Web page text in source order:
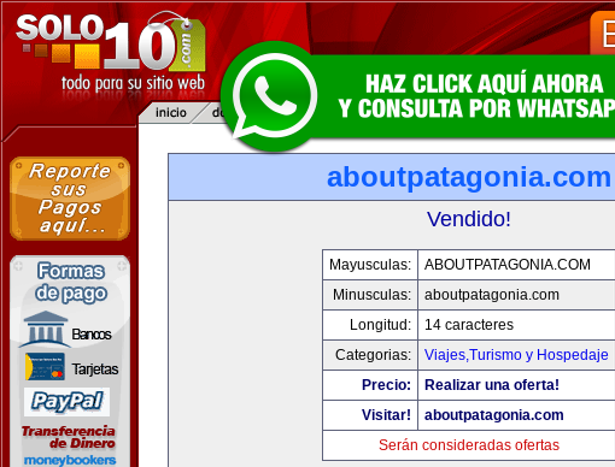
aboutpatagonia.com
Vendido!
Mayusculas:
ABOUTPATAGONIA.COM
Minusculas:
aboutpatagonia.com
Longitud:
14 caracteres
Categorias:
Viajes,Turismo y Hospedaje
Precio:
Realizar una oferta!
Visitar!
aboutpatagonia.com
Serán consideradas ofertas